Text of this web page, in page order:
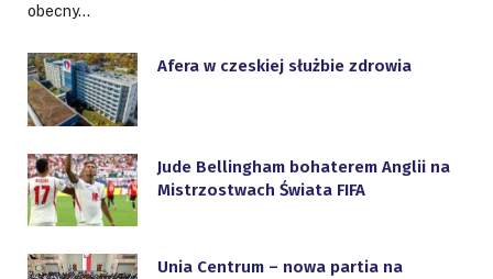
obecny…
Afera w czeskiej służbie zdrowia
Jude Bellingham bohaterem Anglii na
Mistrzostwach Świata FIFA
Unia Centrum – nowa partia na